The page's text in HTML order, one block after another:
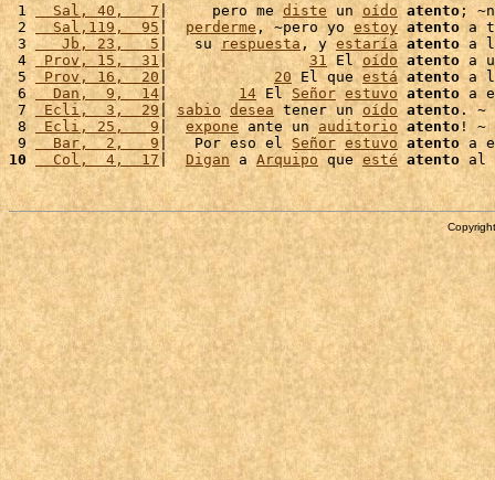
1
  Sal, 40,   7
|     pero me diste un oído atento ;
2
  Sal,119,  95
| perderme , ~pero yo estoy atento a
3
   Jb, 23,   5
|   su respuesta , y estaría atento a
4
Prov, 15,  31| 31 El oído atento a
5
Prov, 16,  20 | 20 El que está atento a
6
  Dan,  9,  14
| 14 El Señor estuvo atento a
7 Ecli,  3,  29 sabio desea tener un oído atento . ~
8
Ecli, 25,   9 | expone ante un auditorio atento! ~
9
  Bar,  2,   9
|   Por eso el Señor estuvo atento a
10
  Col,  4,  17
| Digan a Arquipo que esté atento al